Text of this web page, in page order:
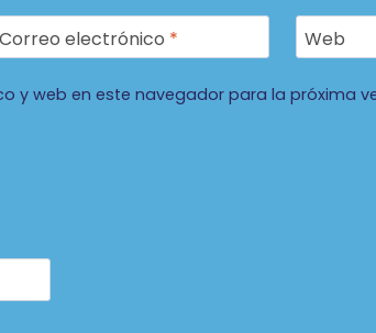
Correo electrónico * Web
y web en este navegador para la próxima